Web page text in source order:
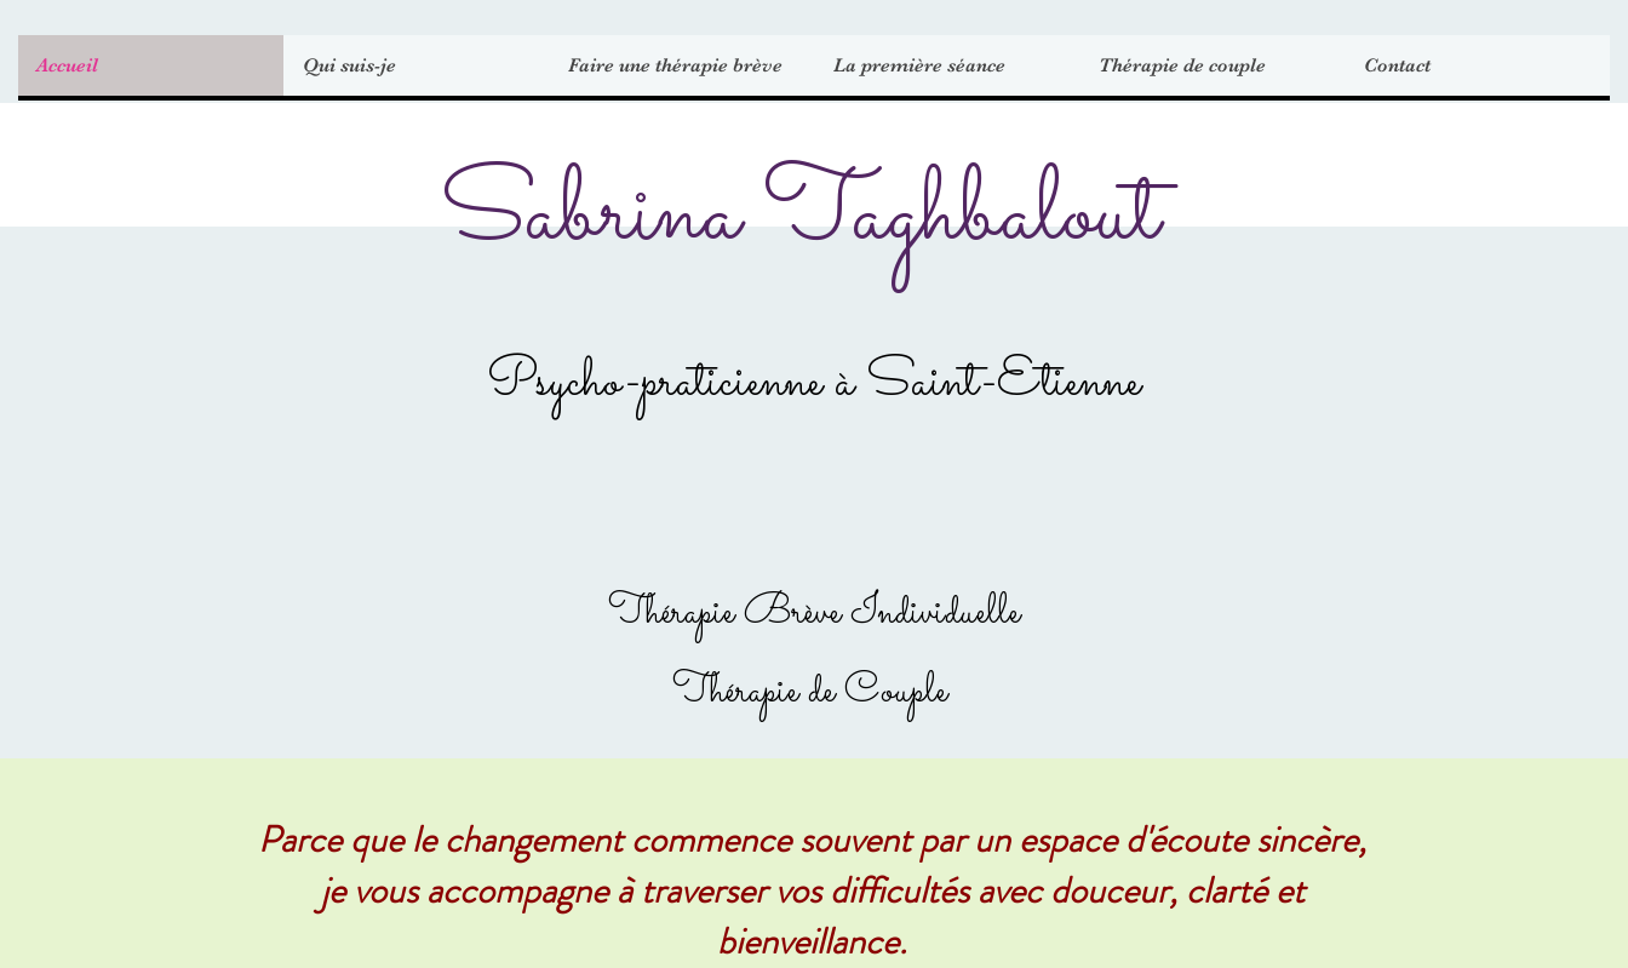
Accueil Qui suis-je Faire une thérapie brève La première séance Thérapie de couple Contact
Sabrina Taghbalout
Psycho-praticienne à Saint-Etienne
Thérapie Brève Individuelle
Thérapie de Couple
Parce que le changement commence souvent par un espace d'écoute sincère,
je vous accompagne à traverser vos difficultés avec douceur, clarté et
bienveillance.